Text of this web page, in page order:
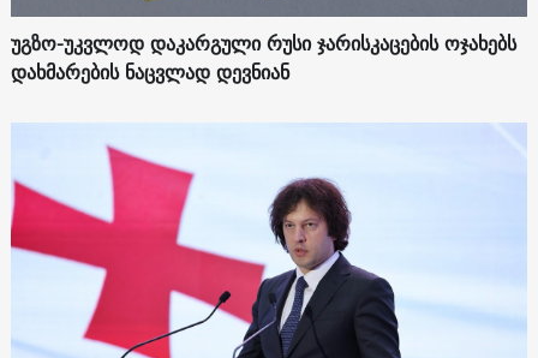
უგზო-უკვლოდ დაკარგული რუსი ჯარისკაცების ოჯახებს
დახმარების ნაცვლად დევნიან